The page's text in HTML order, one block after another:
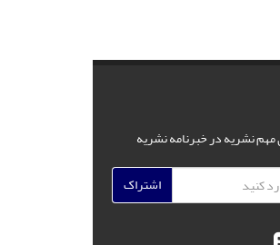
مهم نشریه در خبرنامه نشریه
اشتراک